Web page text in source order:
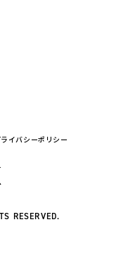
ライバシーポリシー
RESERVED.